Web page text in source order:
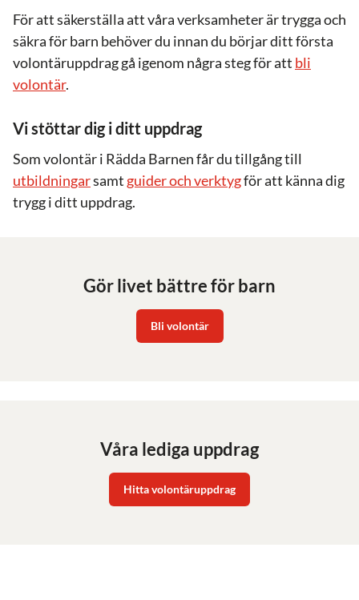
För att säkerställa att våra verksamheter är trygga och
säkra för barn behöver du innan du börjar ditt första
volontäruppdrag gå igenom några steg för att bli
volontär.
Vi stöttar dig i ditt uppdrag
Som volontär i Rädda Barnen får du tillgång till
utbildningarsamt guider och verktygför att känna dig
trygg i ditt uppdrag.
Gör livet bättre för barn
Bli volontär
Våra lediga uppdrag
Hitta volontäruppdrag